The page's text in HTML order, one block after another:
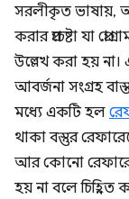
সরলীকৃত ভাষায়,
করার প্রচেষ্টা যা
উল্লেখ করা হয়
আবর্জনা সংগ্রহ
মধ্যে একটি হল
থাকা বস্তুর
আর কোনো
হয় না বলে চিহ্নিত